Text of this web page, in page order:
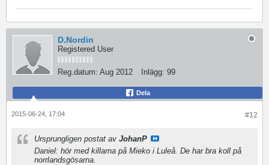
D.Nordin
Registered User
Reg.datum: Aug 2012 Inlägg: 99
Dela
#12
2015-06-24, 17:04
Ursprungligen postat av JohanP
Daniel: hör med killarna på Mieko i Luleå. De har bra koll på
norrlandsgösarna.